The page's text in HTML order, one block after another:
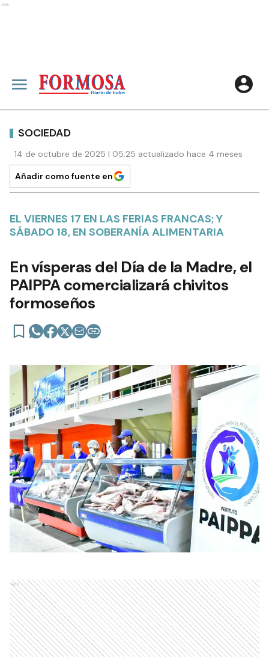
Ads
SOCIEDAD
14 de octubre de 2025 | 05:25 actualizado hace 4 meses
Añadir como fuente en
EL VIERNES 17 EN LAS FERIAS FRANCAS; Y
SÁBADO 18, EN SOBERANÍA ALIMENTARIA
En vísperas del Día de la Madre, el
PAIPPA comercializará chivitos
formoseños
Ads